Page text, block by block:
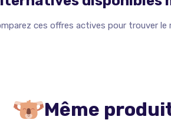
ces offres actives pour trouver le
Même